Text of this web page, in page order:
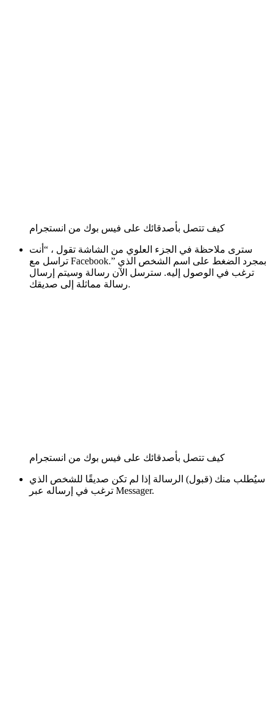
كيف تتصل بأصدقائك على فيس بوك من انستجرام
سترى ملاحظة في الجزء العلوي من الشاشة تقول ، “أنت
تراسل مع Facebook.” بمجرد الضغط على اسم الشخص الذي
ترغب في الوصول إليه. سترسل الآن رسالة وسيتم إرسال
رسالة مماثلة إلى صديقك.
كيف تتصل بأصدقائك على فيس بوك من انستجرام
سيُطلب منك (قبول) الرسالة إذا لم تكن صديقًا للشخص الذي
ترغب في إرساله عبر Messager.